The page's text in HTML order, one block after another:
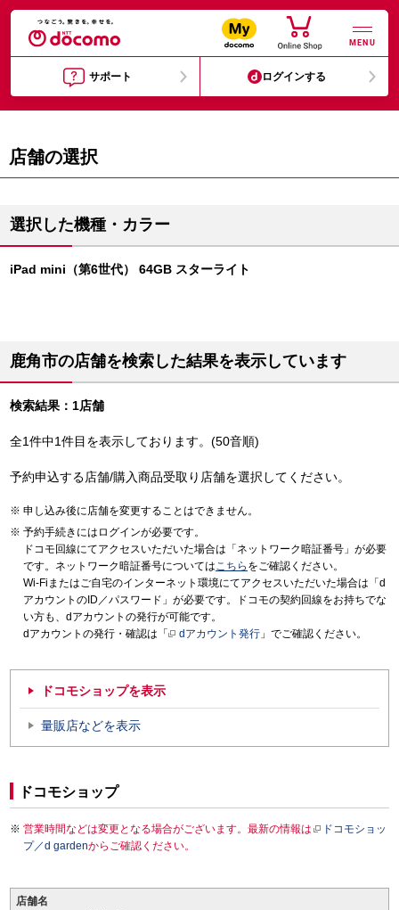
MENU
サポート ログインする
店舗の選択
選択した機種・カラー
iPad mini（第6世代） 64GB スターライト
鹿角市の店舗を検索した結果を表示しています
検索結果：1店舗
全1件中1件目を表示しております。(50音順)
予約申込する店舗/購入商品受取り店舗を選択してください。
申し込み後に店舗を変更することはできません。
予約手続きにはログインが必要です。
ドコモ回線にてアクセスいただいた場合は「ネットワーク暗証番号」が必要
です。ネットワーク暗証番号についてはこちら をご確認ください。
Wi-Fiまたはご自宅のインターネット環境にてアクセスいただいた場合は「d
アカウントのID／パスワード」が必要です。ドコモの契約回線をお持ちでな
い方も、dアカウントの発行が可能です。
dアカウントの発行・確認は「
dアカウント発行 」でご確認ください。
ドコモショップを表示
量販店などを表示
ドコモショップ
営業時間などは変更となる場合がございます。最新の情報は
ドコモショッ
プ／d gardenからご確認ください。
店舗名